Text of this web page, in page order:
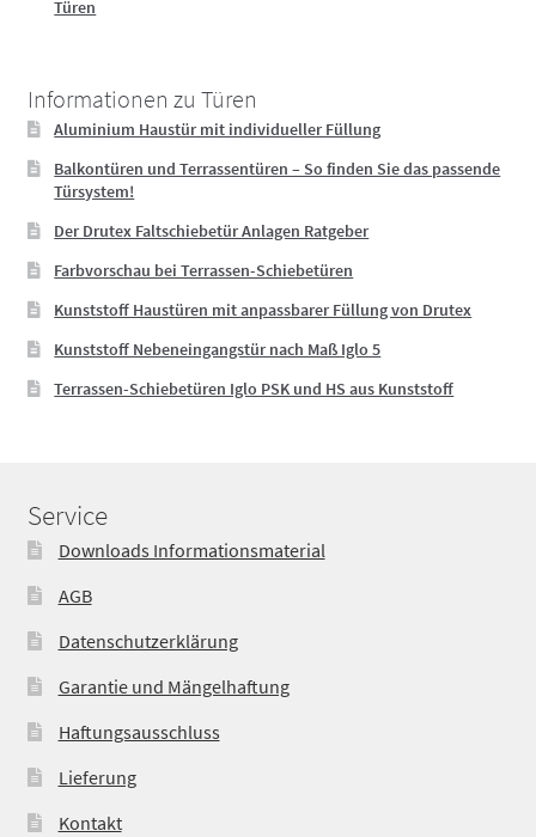
Türen
Informationen zu Türen
Aluminium Haustür mit individueller Füllung
Balkontüren und Terrassentüren – So finden Sie das passende
Türsystem!
Der Drutex Faltschiebetür Anlagen Ratgeber
Farbvorschau bei Terrassen-Schiebetüren
Kunststoff Haustüren mit anpassbarer Füllung von Drutex
Kunststoff Nebeneingangstür nach Maß Iglo 5
Terrassen-Schiebetüren Iglo PSK und HS aus Kunststoff
Service
Downloads Informationsmaterial
AGB
Datenschutzerklärung
Garantie und Mängelhaftung
Haftungsausschluss
Lieferung
Kontakt